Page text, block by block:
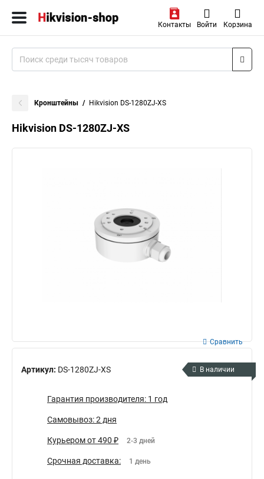
Контакты Войти Корзина
Кронштейны Hikvision DS-1280ZJ-XS
Hikvision DS-1280ZJ-XS
Артикул: DS-1280ZJ-XS
Сравнить
В наличии
Гарантия производителя: 1 год
Самовывоз: 2 дня
Курьером от 490 ₽ 2-3 дней
Срочная доставка: 1 день